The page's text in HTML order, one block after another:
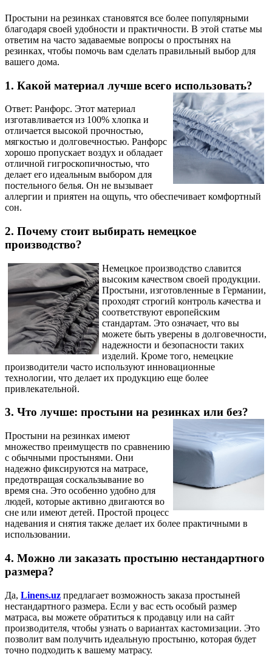
Простыни на резинках становятся все более популярными
благодаря своей удобности и практичности. В этой статье мы
ответим на часто задаваемые вопросы о простынях на
резинках, чтобы помочь вам сделать правильный выбор для
вашего дома.
1. Какой материал лучше всего использовать?
Ответ: Ранфорс. Этот материал
изготавливается из 100% хлопка и
отличается высокой прочностью,
мягкостью и долговечностью. Ранфорс
хорошо пропускает воздух и обладает
отличной гигроскопичностью, что
делает его идеальным выбором для
постельного белья. Он не вызывает
аллергии и приятен на ощупь, что обеспечивает комфортный
сон.
2. Почему стоит выбирать немецкое
производство?
Немецкое производство славится
высоким качеством своей продукции.
Простыни, изготовленные в Германии,
проходят строгий контроль качества и
соответствуют европейским
стандартам. Это означает, что вы
можете быть уверены в долговечности,
надежности и безопасности таких
изделий. Кроме того, немецкие
производители часто используют инновационные
технологии, что делает их продукцию еще более
привлекательной.
3. Что лучше: простыни на резинках или без?
Простыни на резинках имеют
множество преимуществ по сравнению
с обычными простынями. Они
надежно фиксируются на матрасе,
предотвращая соскальзывание во
время сна. Это особенно удобно для
людей, которые активно двигаются во
сне или имеют детей. Простой процесс
надевания и снятия также делает их более практичными в
использовании.
4. Можно ли заказать простыню нестандартного
размера?
Да, Linens.uz предлагает возможность заказа простыней
нестандартного размера. Если у вас есть особый размер
матраса, вы можете обратиться к продавцу или на сайт
производителя, чтобы узнать о вариантах кастомизации. Это
позволит вам получить идеальную простыню, которая будет
точно подходить к вашему матрасу.